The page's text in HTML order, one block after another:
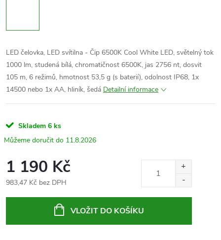
LED čelovka, LED svítilna - Čip 6500K Cool White LED, světelný tok
1000 lm, studená bílá, chromatičnost 6500K, jas 2756 nt, dosvit
105 m, 6 režimů, hmotnost 53,5 g (s baterií), odolnost IP68, 1x
14500 nebo 1x AA, hliník, šedá Detailní informace
Skladem 6 ks
11.8.2026
1 190 Kč
983,47 Kč bez DPH
VLOŽIT DO KOŠÍKU